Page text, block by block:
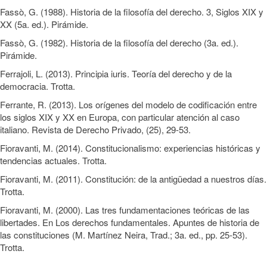
Fassò, G. (1988). Historia de la filosofía del derecho. 3, Siglos XIX y
XX (5a. ed.). Pirámide.
Fassò, G. (1982). Historia de la filosofía del derecho (3a. ed.).
Pirámide.
Ferrajoli, L. (2013). Principia iuris. Teoría del derecho y de la
democracia. Trotta.
Ferrante, R. (2013). Los orígenes del modelo de codificación entre
los siglos XIX y XX en Europa, con particular atención al caso
italiano. Revista de Derecho Privado, (25), 29-53.
Fioravanti, M. (2014). Constitucionalismo: experiencias históricas y
tendencias actuales. Trotta.
Fioravanti, M. (2011). Constitución: de la antigüedad a nuestros días.
Trotta.
Fioravanti, M. (2000). Las tres fundamentaciones teóricas de las
libertades. En Los derechos fundamentales. Apuntes de historia de
las constituciones (M. Martínez Neira, Trad.; 3a. ed., pp. 25-53).
Trotta.